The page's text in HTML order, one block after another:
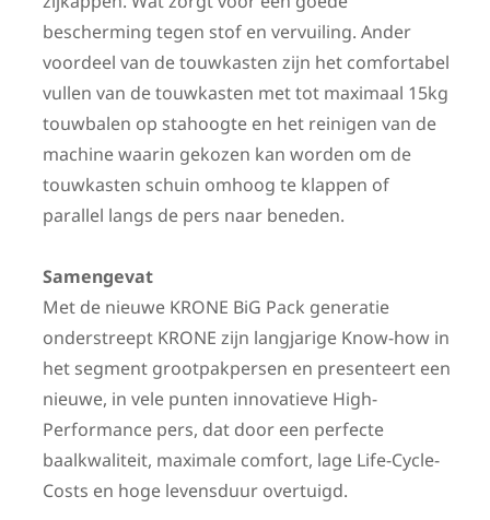
bescherming tegen stof en vervuiling. Ander
voordeel van de touwkasten zijn het comfortabel
vullen van de touwkasten met tot maximaal 15kg
touwbalen op stahoogte en het reinigen van de
machine waarin gekozen kan worden om de
touwkasten schuin omhoog te klappen of
parallel langs de pers naar beneden.
Samengevat
Met de nieuwe KRONE BiG Pack generatie
onderstreept KRONE zijn langjarige Know-how in
het segment grootpakpersen en presenteert een
nieuwe, in vele punten innovatieve High-
Performance pers, dat door een perfecte
baalkwaliteit, maximale comfort, lage Life-Cycle-
Costs en hoge levensduur overtuigd.